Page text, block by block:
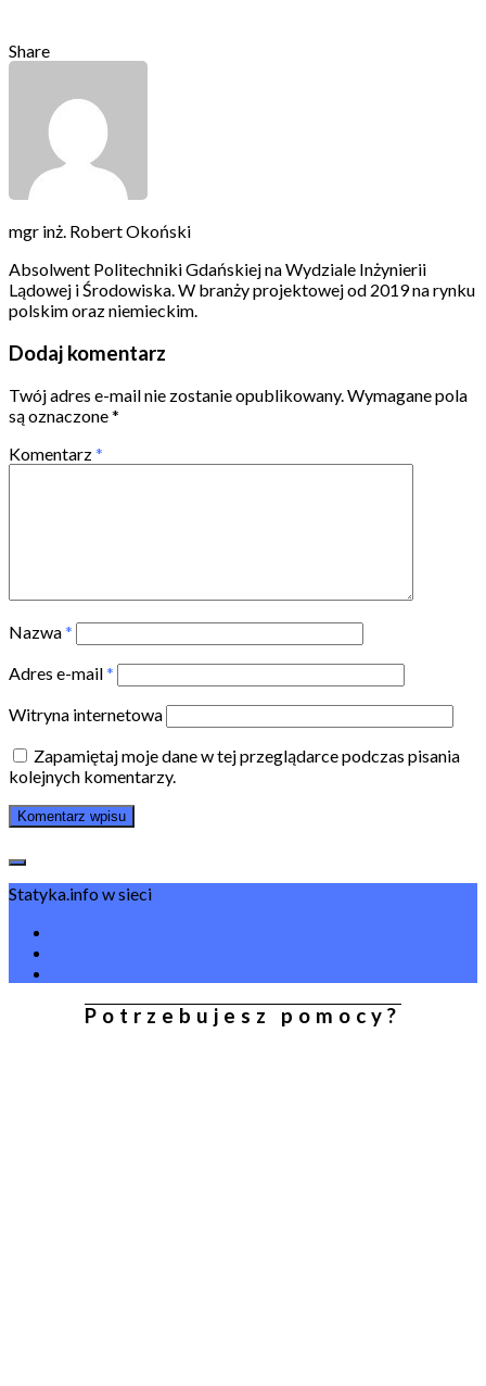
Share
mgr inż. Robert Okoński
Absolwent Politechniki Gdańskiej na Wydziale Inżynierii
Lądowej i Środowiska. W branży projektowej od 2019 na rynku
polskim oraz niemieckim.
Dodaj komentarz
Twój adres e-mail nie zostanie opublikowany.Wymagane pola
są oznaczone*
Komentarz*
Nazwa*
Adres e-mail*
Witryna internetowa
Zapamiętaj moje dane w tej przeglądarce podczas pisania
kolejnych komentarzy.
Statyka.info w sieci
Potrzebujesz pomocy?